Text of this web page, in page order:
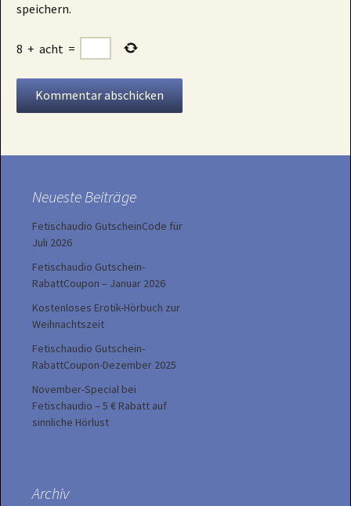
speichern.
8 + acht =
Neueste Beiträge
Fetischaudio GutscheinCode für
Juli 2026
Fetischaudio Gutschein-
RabattCoupon – Januar 2026
Kostenloses Erotik-Hörbuch zur
Weihnachtszeit
Fetischaudio Gutschein-
RabattCoupon-Dezember 2025
November-Special bei
Fetischaudio – 5 € Rabatt auf
sinnliche Hörlust
Archiv